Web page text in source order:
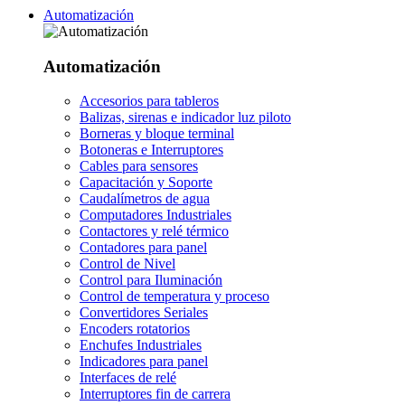
Automatización
Automatización
Accesorios para tableros
Balizas, sirenas e indicador luz piloto
Borneras y bloque terminal
Botoneras e Interruptores
Cables para sensores
Capacitación y Soporte
Caudalímetros de agua
Computadores Industriales
Contactores y relé térmico
Contadores para panel
Control de Nivel
Control para Iluminación
Control de temperatura y proceso
Convertidores Seriales
Encoders rotatorios
Enchufes Industriales
Indicadores para panel
Interfaces de relé
Interruptores fin de carrera